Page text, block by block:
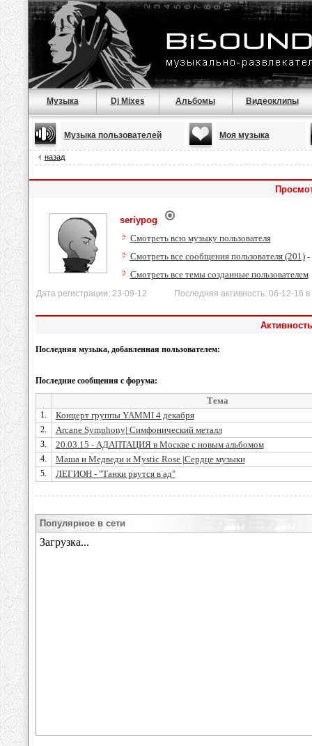
Музыка Dj Mixes Альбомы Видеоклипы
Музыка пользователей Моя музыка
назад
seriypog
Смотреть всю музыку пользователя
Смотреть все сообщения пользователя (201)-
Смотреть все темы созданные пользователем
Дата регистрации: 23-09-12 Последняя активность: 06-12-16 в
Последняя музыка, добавленная пользователем:
Последние сообщения с форума:
Тема
1. Концерт группы YAMMI 4 декабря
2. Arcane Symphony| Симфонический металл
3. 20.03.15 - АДАПТАЦИЯ в Москве с новым альбомом
4. Маша и Медведи и Mystic Rose |Сердце музыки
5. ЛЕГИОН - "Танки рвутся в ад"
Популярное в сети